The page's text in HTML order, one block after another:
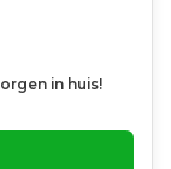
in huis!